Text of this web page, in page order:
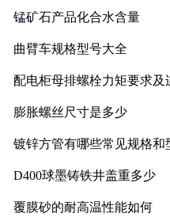
锰矿石产品化合水含量
曲臂车规格型号大全
配电柜母排螺栓力矩要求及
膨胀螺丝尺寸是多少
镀锌方管有哪些常见规格和
D400球墨铸铁井盖重多少
覆膜砂的耐高温性能如何